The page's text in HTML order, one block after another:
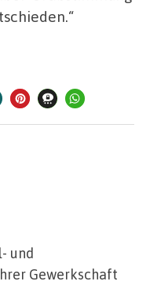
und
Gewerkschaft